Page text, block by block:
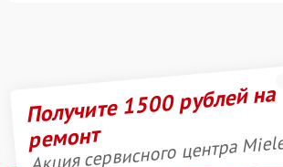
Получите 1500 рублей на
ремонт
Акция сервисного центра